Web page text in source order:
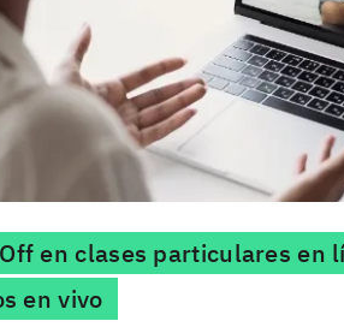
en clases particulares en
en vivo